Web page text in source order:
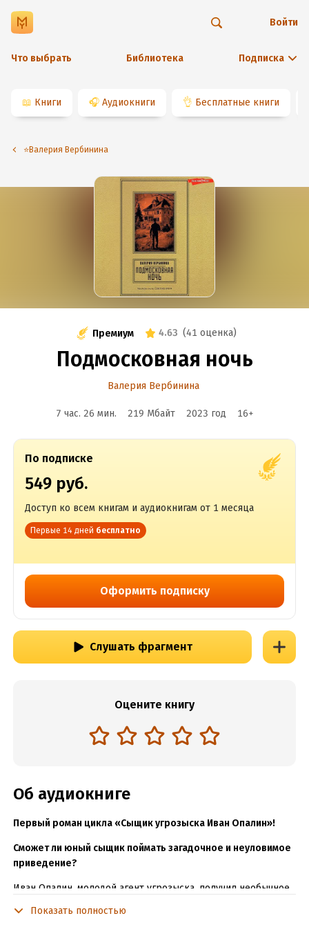
Что выбрать Библиотека Подписка
Войти
📖 Книги 🎧 Аудиокниги 👌 Бесплатные книги
⭐️Валерия Вербинина
Премиум 4.63 (41 оценка)
Подмосковная ночь
Валерия Вербинина
7 час. 26 мин. 219 Мбайт 2023 год 16+
По подписке
549 руб.
Доступ ко всем книгам и аудиокнигам от 1 месяца
Первые 14 дней бесплатно
Оформить подписку
Слушать фрагмент
Оцените книгу
Об аудиокниге
Первый роман цикла «Сыщик угрозыска Иван Опалин»!
Сможет ли юный сыщик поймать загадочное и неуловимое
приведение?
Иван Опалин, молодой агент угрозыска, получил необычное
Показать полностью